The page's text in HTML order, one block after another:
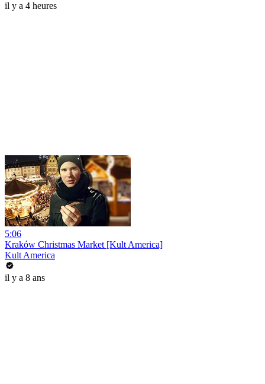
il y a 4 heures
5:06
Kraków Christmas Market [Kult America]
Kult America
il y a 8 ans